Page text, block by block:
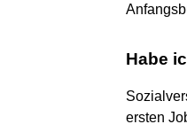
Habe
ersten